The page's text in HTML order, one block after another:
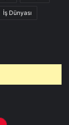
İş Dünyası